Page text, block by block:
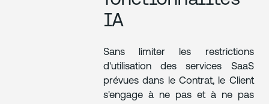
IA
Sans limiter les restrictions
d'utilisation des services SaaS
prévues dans le Contrat, le Client
s'engage à ne pas et à ne pas